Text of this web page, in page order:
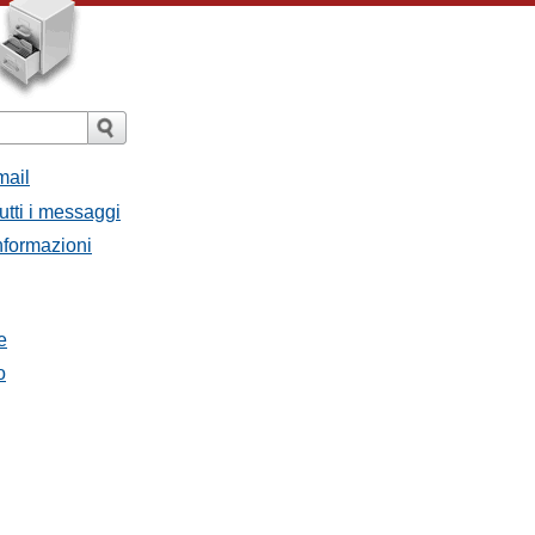
i messaggi